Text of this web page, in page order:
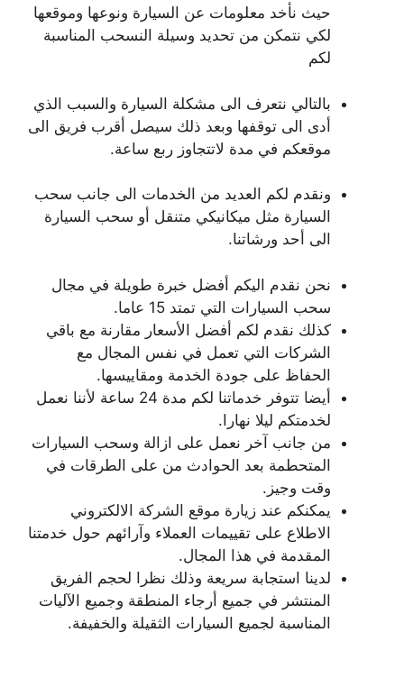
حيث نأخد معلومات عن السيارة ونوعها وموقعها
لكي نتمكن من تحديد وسيلة النسحب المناسبة
لكم
بالتالي نتعرف الى مشكلة السيارة والسبب الذي
أدى الى توقفها وبعد ذلك سيصل أقرب فريق الى
موقعكم في مدة لاتتجاوز ربع ساعة.
ونقدم لكم العديد من الخدمات الى جانب سحب
السيارة مثل ميكانيكي متنقل أو سحب السيارة
الى أحد ورشاتنا.
نحن نقدم اليكم أفضل خبرة طويلة في مجال
سحب السيارات التي تمتد 15 عاما.
كذلك نقدم لكم أفضل الأسعار مقارنة مع باقي
الشركات التي تعمل في نفس المجال مع
الحفاظ على جودة الخدمة ومقاييسها.
أيضا تتوفر خدماتنا لكم مدة 24 ساعة لأننا نعمل
لخدمتكم ليلا نهارا.
من جانب آخر نعمل على ازالة وسحب السيارات
المتحطمة بعد الحوادث من على الطرقات في
وقت وجيز.
يمكنكم عند زيارة موقع الشركة الالكتروني
الاطلاع على تقييمات العملاء وآرائهم حول خدمتنا
المقدمة في هذا المجال.
لدينا استجابة سريعة وذلك نظرا لحجم الفريق
المنتشر في جميع أرجاء المنطقة وجميع الآليات
المناسبة لجميع السيارات الثقيلة والخفيفة.